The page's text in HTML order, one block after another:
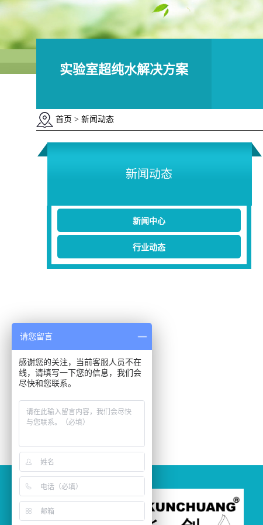
实验室超纯水解决方案
首页 > 新闻动态
新闻动态
新闻中心
行业动态
请您留言
感谢您的关注，当前客服人员不在
线，请填写一下您的信息，我们会
尽快和您联系。